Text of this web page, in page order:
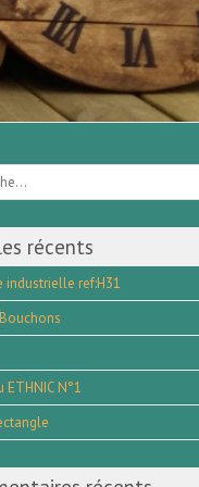
récents
industrielle ref:H31
ETHNIC N°1